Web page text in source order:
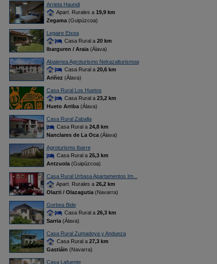
Arrieta Haundi
Apart. Rurales a 19,9 km
Zegama(Guipúzcoa)
Legaire Etxea
Casa Rural a 20 km
Ibarguren / Araia(Álava)
Abaienea Agroturismo Nekazalturismoa
Casa Rural a 20,6 km
Ariñez (Álava)
Casa Rural Los Huetos
Casa Rural a 23,2 km
Hueto Arriba(Álava)
Casa Rural Zaballa
Casa Rural a 24,8 km
Nanclares de La Oca(Álava)
Agroturismo Ibarre
Casa Rural a 25,3 km
Antzuola(Guipúzcoa)
Casa Rural Urbasa Apartamentos Im...
Apart. Rurales a 26,2 km
Olazti / Olazagutia(Navarra)
Gorbea Bide
Casa Rural a 26,3 km
Sarria(Álava)
Casa Rural Zumadoya y Andueza
Casa Rural a 27,3 km
Gastiáin (Navarra)
Casa Lafuente